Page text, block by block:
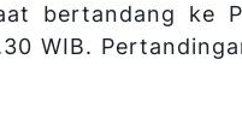
bertandang ke
WIB.